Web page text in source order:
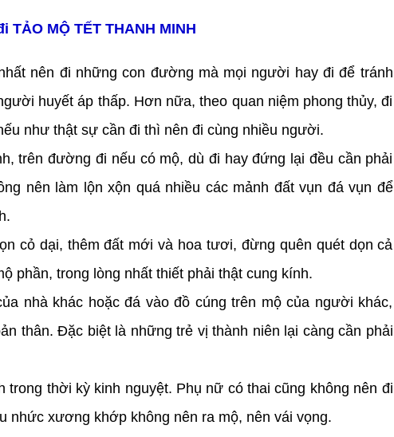
TẢO MỘ TẾT THANH MINH
nên đi những con đường mà mọi người hay đi để tránh
huyết áp thấp. Hơn nữa, theo quan niệm phong thủy, đi
như thật sự cần đi thì nên đi cùng nhiều người.
trên đường đi nếu có mộ, dù đi hay đứng lại đều cần phải
nên làm lộn xộn quá nhiều các mảnh đất vụn đá vụn để
cỏ dại, thêm đất mới và hoa tươi, đừng quên quét dọn cả
phần, trong lòng nhất thiết phải thật cung kính.
nhà khác hoặc đá vào đồ cúng trên mộ của người khác,
thân. Đặc biệt là những trẻ vị thành niên lại càng cần phải
thời kỳ kinh nguyệt. Phụ nữ có thai cũng không nên đi
nhức xương khớp không nên ra mộ, nên vái vọng.